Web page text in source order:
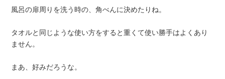
風呂の扉周りを洗う時の、角べんに決めたりね。
タオルと同じような使い方をすると重くて使い勝手はよくあり
ません。
まあ、好みだろうな。